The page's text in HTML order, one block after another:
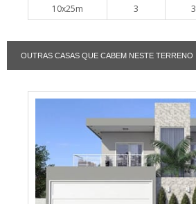
10x25m 3 3
OUTRAS CASAS QUE CABEM NESTE TERRENO